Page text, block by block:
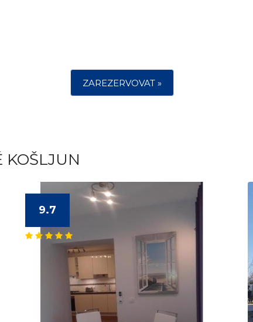
ZAREZERVOVAT »
KOŠLJUN
9.7